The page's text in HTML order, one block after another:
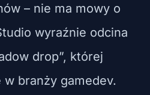
– nie ma mowy o
wyraźnie odcina
drop”, której
branży gamedev.